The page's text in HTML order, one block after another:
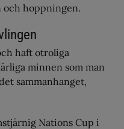
och hoppningen.
haft otroliga
minnen som man
sammanhanget,
Nations Cup i